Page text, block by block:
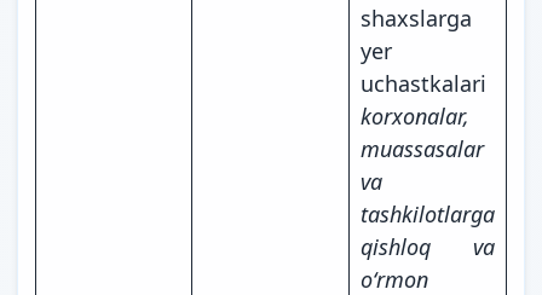
shaxslarga
yer
uchastkalari
korxonalar,
muassasalar
va
tashkilotlarga
qishloq va
oʻrmon